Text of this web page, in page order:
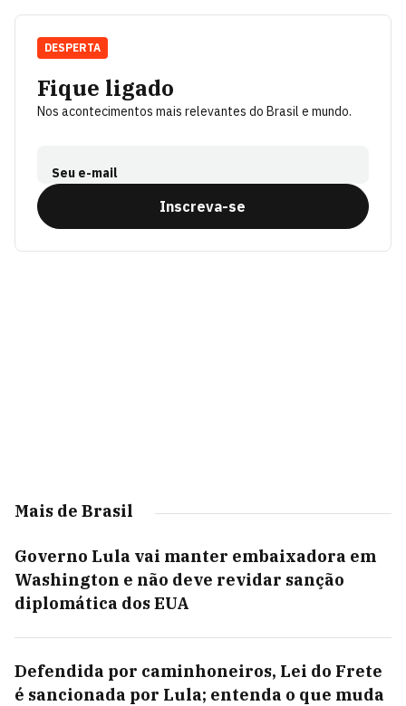
Fique ligado
Nos acontecimentos mais relevantes do Brasil e mundo.
Seu e-mail
Inscreva-se
DESPERTA
Mais de Brasil
Governo Lula vai manter embaixadora em
Washington e não deve revidar sanção
diplomática dos EUA
Defendida por caminhoneiros, Lei do Frete
é sancionada por Lula; entenda o que muda